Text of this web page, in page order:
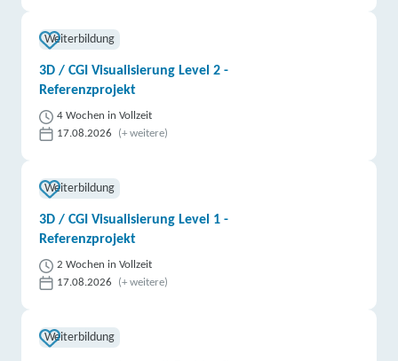
Weiterbildung
3D / CGI Visualisierung Level 2 -
Referenzprojekt
4 Wochen in Vollzeit
17.08.2026
(+ weitere)
Weiterbildung
3D / CGI Visualisierung Level 1 -
Referenzprojekt
2 Wochen in Vollzeit
17.08.2026
(+ weitere)
Weiterbildung